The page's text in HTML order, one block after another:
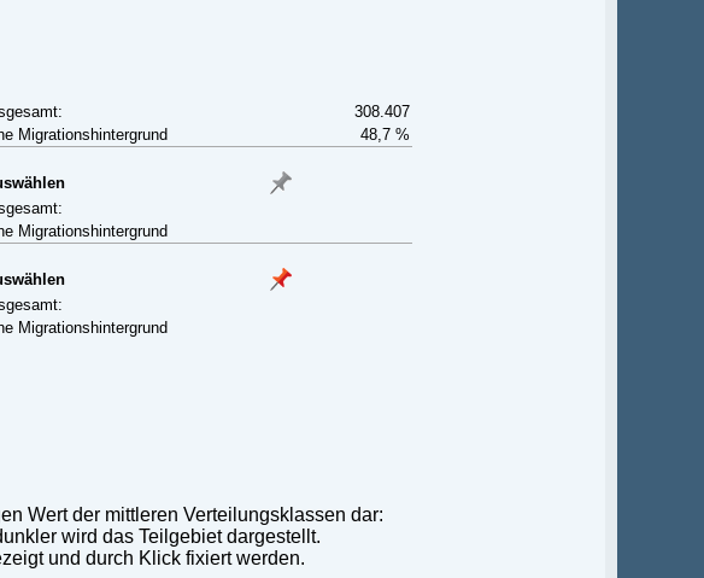
308.407
Migrationshintergrund
48,7 %
Migrationshintergrund
Migrationshintergrund
Wert der mittleren Verteilungsklassen dar:
wird das Teilgebiet dargestellt.
und durch Klick fixiert werden.